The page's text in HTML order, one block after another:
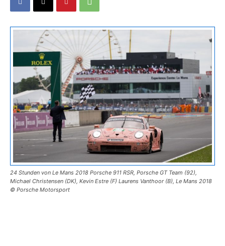
24 Stunden von Le Mans 2018 Porsche 911 RSR, Porsche GT Team (92),
Michael Christensen (DK), Kevin Estre (F) Laurens Vanthoor (B), Le Mans 2018
© Porsche Motorsport